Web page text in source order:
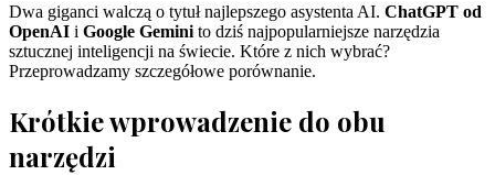
Dwa giganci walczą o tytuł najlepszego asystenta AI. ChatGPT od
OpenAI i Google Gemini to dziś najpopularniejsze narzędzia
sztucznej inteligencji na świecie. Które z nich wybrać?
Przeprowadzamy szczegółowe porównanie.
Krótkie wprowadzenie do obu
narzędzi